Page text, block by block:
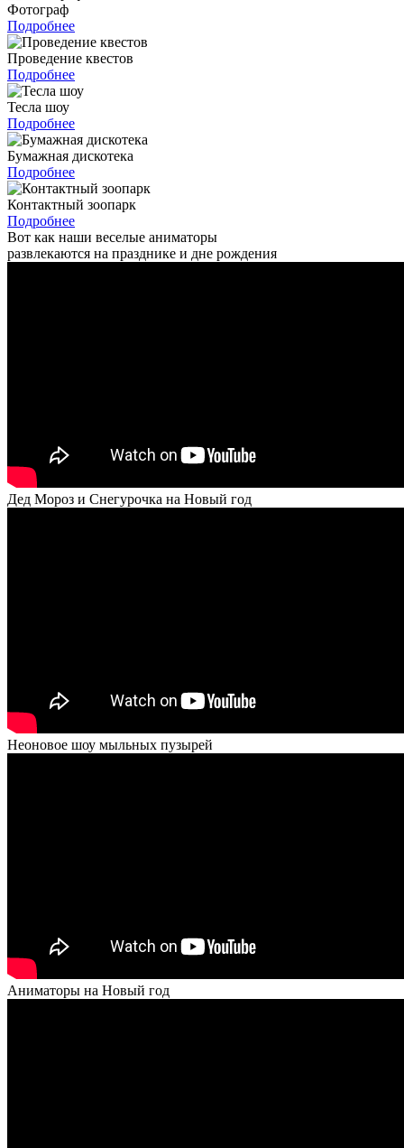
Фотограф
Подробнее
Проведение квестов
Подробнее
Тесла шоу
Подробнее
Бумажная дискотека
Подробнее
Контактный зоопарк
Подробнее
Вот как наши веселые аниматоры
развлекаются на празднике и дне рождения
Дед Мороз и Снегурочка на Новый год
Неоновое шоу мыльных пузырей
Аниматоры на Новый год